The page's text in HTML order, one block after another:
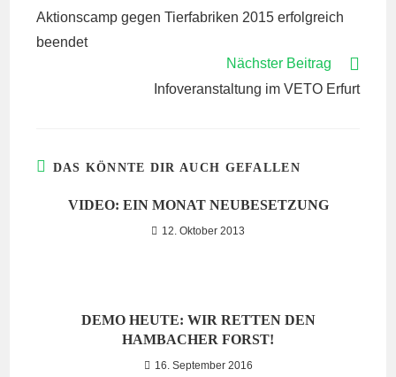
ANSEHEN
Aktionscamp gegen Tierfabriken 2015 erfolgreich
beendet
Nächster Beitrag
Infoveranstaltung im VETO Erfurt
DAS KÖNNTE DIR AUCH GEFALLEN
VIDEO: EIN MONAT NEUBESETZUNG
12. Oktober 2013
DEMO HEUTE: WIR RETTEN DEN
HAMBACHER FORST!
16. September 2016